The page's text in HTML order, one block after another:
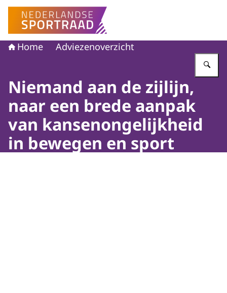
Naar de homepage van Nederlandse Sportraad
Home Adviezenoverzicht
Niemand aan de zijlijn,
naar een brede aanpak
van kansenongelijkheid
in bewegen en sport